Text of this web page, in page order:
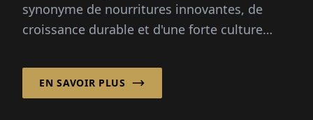
synonyme de nourritures innovantes, de
croissance durable et d'une forte culture
EN SAVOIR PLUS